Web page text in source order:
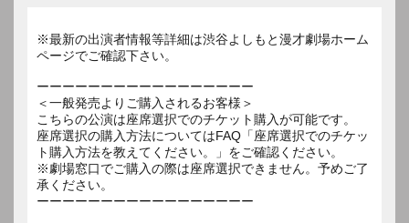
※最新の出演者情報等詳細は渋谷よしもと漫才劇場ホーム
ページでご確認下さい。
ーーーーーーーーーーーーーーーーー
＜一般発売よりご購入されるお客様＞
こちらの公演は座席選択でのチケット購入が可能です。
座席選択の購入方法についてはFAQ「座席選択でのチケッ
ト購入方法を教えてください。」をご確認ください。
※劇場窓口でご購入の際は座席選択できません。予めご了
承ください。
ーーーーーーーーーーーーーーーーー